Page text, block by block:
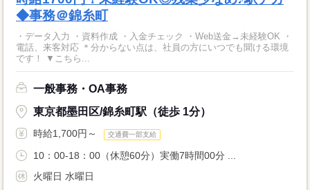
◆事務＠錦糸町
・データ入力 ・資料作成 ・入金チェック ・Web送金→未経験OK ・
電話、来客対応 ＊分からない点は、社員の方にいつでも聞ける環境
です！ ▼こちら...
一般事務・OA事務
東京都墨田区/錦糸町駅（徒歩 1分）
時給1,700円～ 交通費一部支給
10：00-18：00（休憩60分）実働7時間00分 ...
火曜日 水曜日